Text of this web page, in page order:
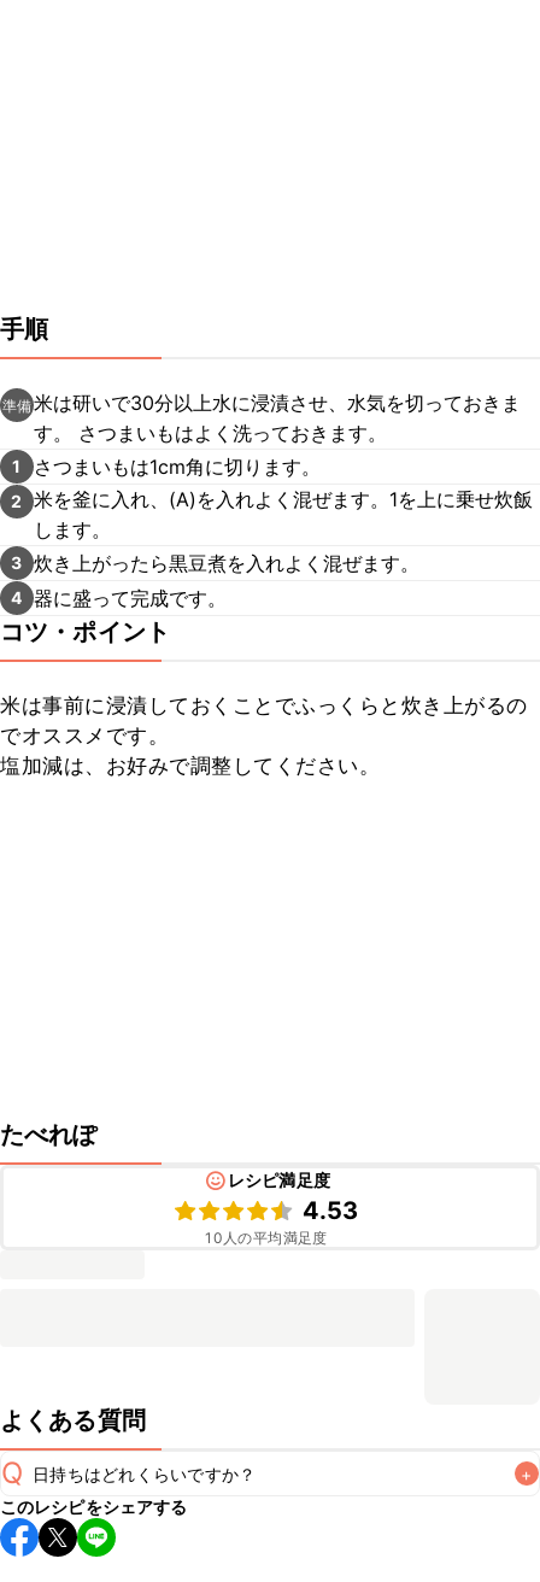
手順
準備米は研いで30分以上水に浸漬させ、水気を切っておきま
す。 さつまいもはよく洗っておきます。
1 さつまいもは1cm角に切ります。
2
米を釜に入れ、(A)を入れよく混ぜます。1を上に乗せ炊飯
します。
3 炊き上がったら黒豆煮を入れよく混ぜます。
4 器に盛って完成です。
コツ・ポイント
米は事前に浸漬しておくことでふっくらと炊き上がるの
でオススメです。
塩加減は、お好みで調整してください。
たべれぽ
レシピ満足度
4.53
10 人の平均満足度
よくある質問
Q 日持ちはどれくらいですか？ +
保存期間は冷蔵で当日中が目安です。なるべくお早めにお召
し上がりください。
このレシピをシェアする